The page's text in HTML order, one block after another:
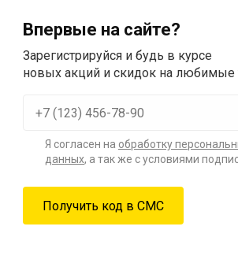
Впервые на сайте?
Зарегистрируйся и будь в курсе
новых акций и скидок на любимые
Я согласен на обработку
данных, а так же с условиями